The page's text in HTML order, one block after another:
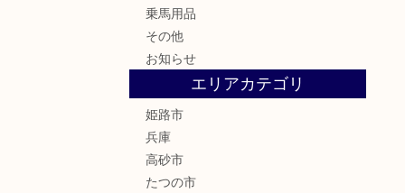
乗馬用品
その他
お知らせ
エリアカテゴリ
姫路市
兵庫
高砂市
たつの市